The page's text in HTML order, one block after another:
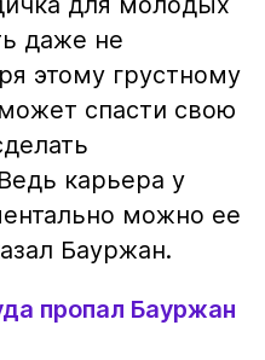
даже не
этому грустному
спасти свою
карьера у
можно ее
Бауржан.
пропал Бауржан